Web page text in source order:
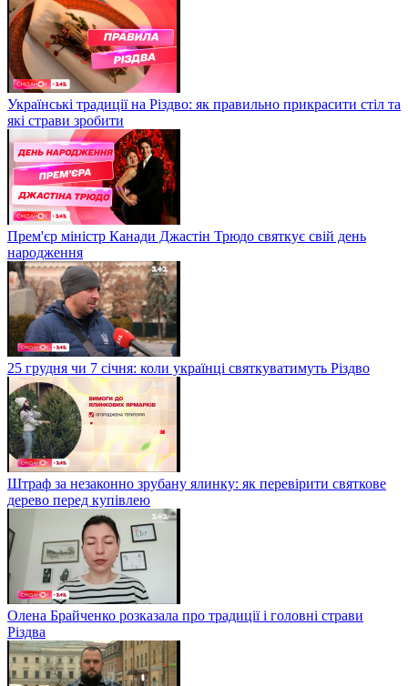
Українські традиції на Різдво: як правильно прикрасити стіл та
які страви зробити
Прем'єр міністр Канади Джастін Трюдо святкує свій день
народження
25 грудня чи 7 січня: коли українці святкуватимуть Різдво
Штраф за незаконно зрубану ялинку: як перевірити святкове
дерево перед купівлею
Олена Брайченко розказала про традиції і головні страви
Різдва